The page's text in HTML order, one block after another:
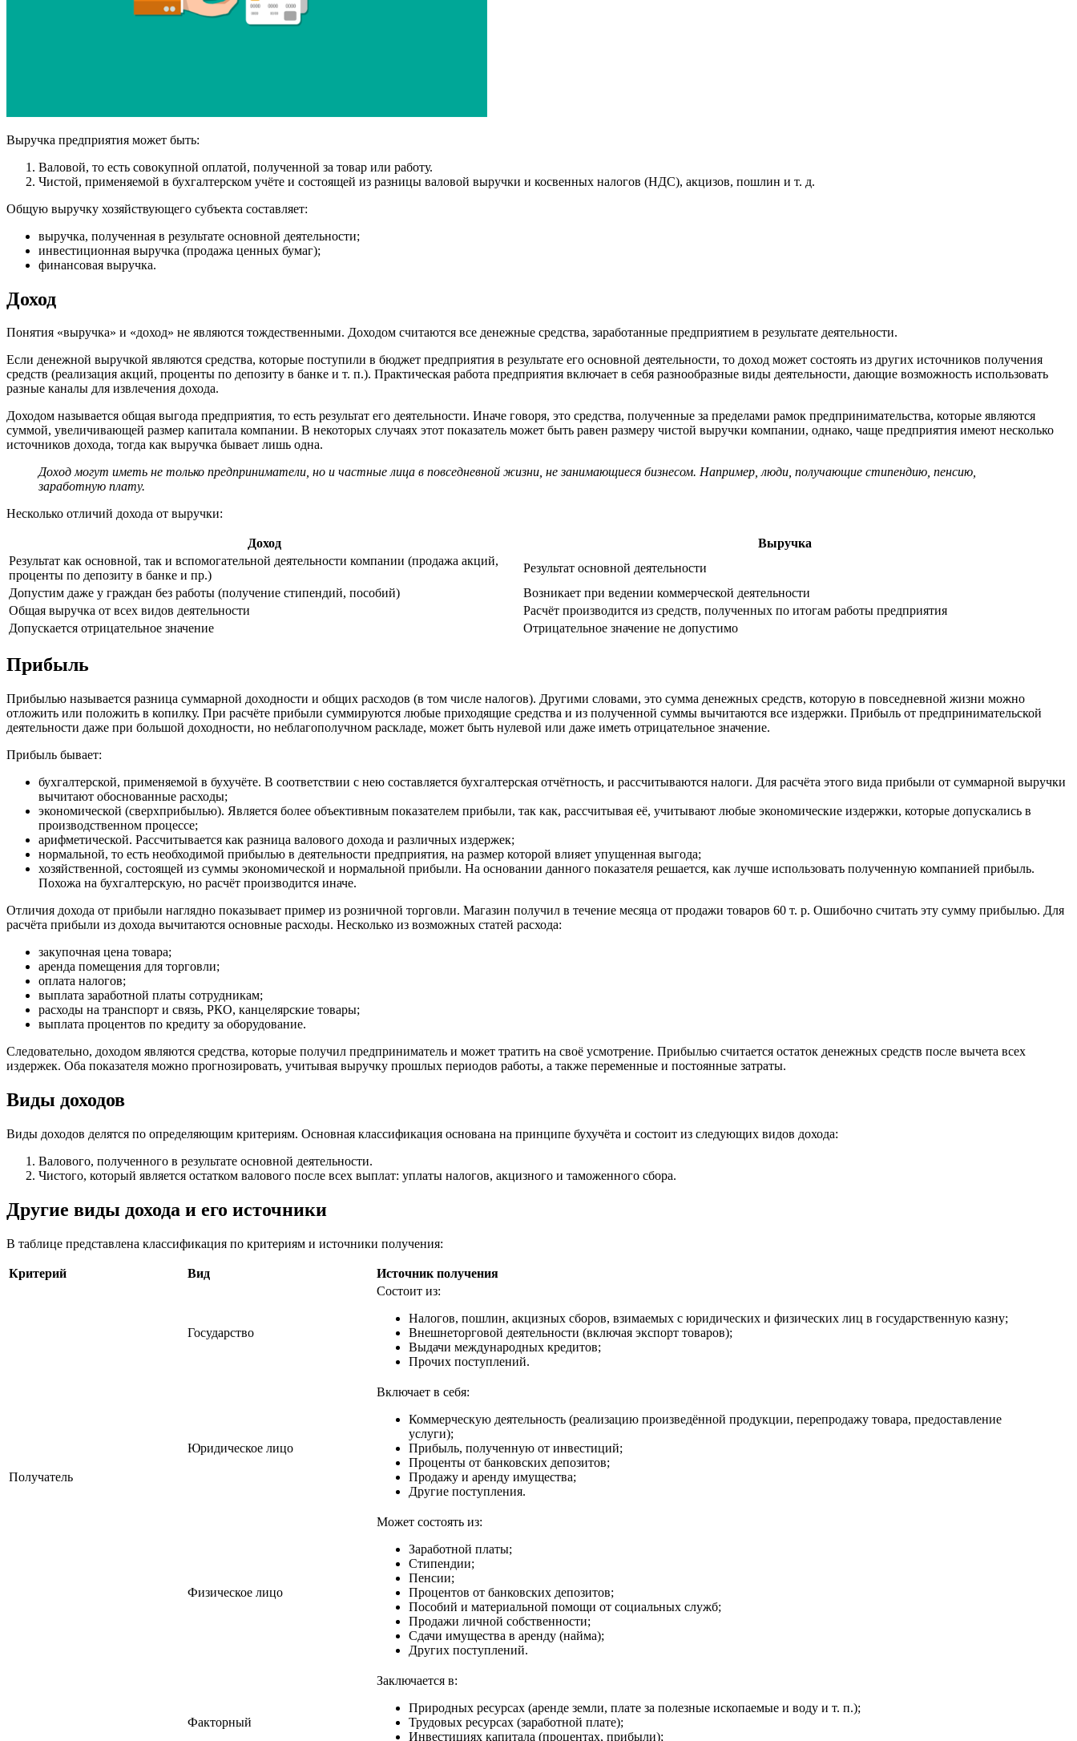
Выручка предприятия может быть:
Валовой, то есть совокупной оплатой, полученной за товар или работу.
Чистой, применяемой в бухгалтерском учёте и состоящей из разницы валовой выручки и косвенных налогов (НДС), акцизов, пошлин и т. д.
Общую выручку хозяйствующего субъекта составляет:
выручка, полученная в результате основной деятельности;
инвестиционная выручка (продажа ценных бумаг);
финансовая выручка.
Доход
Понятия «выручка» и «доход» не являются тождественными. Доходом считаются все денежные средства, заработанные предприятием в результате деятельности.
Если денежной выручкой являются средства, которые поступили в бюджет предприятия в результате его основной деятельности, то доход может состоять из других источников получения
средств (реализация акций, проценты по депозиту в банке и т. п.). Практическая работа предприятия включает в себя разнообразные виды деятельности, дающие возможность использовать
разные каналы для извлечения дохода.
Доходом называется общая выгода предприятия, то есть результат его деятельности. Иначе говоря, это средства, полученные за пределами рамок предпринимательства, которые являются
суммой, увеличивающей размер капитала компании. В некоторых случаях этот показатель может быть равен размеру чистой выручки компании, однако, чаще предприятия имеют несколько
источников дохода, тогда как выручка бывает лишь одна.
Доход могут иметь не только предприниматели, но и частные лица в повседневной жизни, не занимающиеся бизнесом. Например, люди, получающие стипендию, пенсию,
заработную плату.
Несколько отличий дохода от выручки:
Доход
Выручка
Результат как основной, так и вспомогательной деятельности компании (продажа акций,
проценты по депозиту в банке и пр.)
Результат основной деятельности
Допустим даже у граждан без работы (получение стипендий, пособий)
Возникает при ведении коммерческой деятельности
Общая выручка от всех видов деятельности
Расчёт производится из средств, полученных по итогам работы предприятия
Допускается отрицательное значение
Отрицательное значение не допустимо
Прибыль
Прибылью называется разница суммарной доходности и общих расходов (в том числе налогов). Другими словами, это сумма денежных средств, которую в повседневной жизни можно
отложить или положить в копилку. При расчёте прибыли суммируются любые приходящие средства и из полученной суммы вычитаются все издержки. Прибыль от предпринимательской
деятельности даже при большой доходности, но неблагополучном раскладе, может быть нулевой или даже иметь отрицательное значение.
Прибыль бывает:
бухгалтерской, применяемой в бухучёте. В соответствии с нею составляется бухгалтерская отчётность, и рассчитываются налоги. Для расчёта этого вида прибыли от суммарной выручки
вычитают обоснованные расходы;
экономической (сверхприбылью). Является более объективным показателем прибыли, так как, рассчитывая её, учитывают любые экономические издержки, которые допускались в
производственном процессе;
арифметической. Рассчитывается как разница валового дохода и различных издержек;
нормальной, то есть необходимой прибылью в деятельности предприятия, на размер которой влияет упущенная выгода;
хозяйственной, состоящей из суммы экономической и нормальной прибыли. На основании данного показателя решается, как лучше использовать полученную компанией прибыль.
Похожа на бухгалтерскую, но расчёт производится иначе.
Отличия дохода от прибыли наглядно показывает пример из розничной торговли. Магазин получил в течение месяца от продажи товаров 60 т. р. Ошибочно считать эту сумму прибылью. Для
расчёта прибыли из дохода вычитаются основные расходы. Несколько из возможных статей расхода:
закупочная цена товара;
аренда помещения для торговли;
оплата налогов;
выплата заработной платы сотрудникам;
расходы на транспорт и связь, РКО, канцелярские товары;
выплата процентов по кредиту за оборудование.
Следовательно, доходом являются средства, которые получил предприниматель и может тратить на своё усмотрение. Прибылью считается остаток денежных средств после вычета всех
издержек. Оба показателя можно прогнозировать, учитывая выручку прошлых периодов работы, а также переменные и постоянные затраты.
Виды доходов
Виды доходов делятся по определяющим критериям. Основная классификация основана на принципе бухучёта и состоит из следующих видов дохода:
Валового, полученного в результате основной деятельности.
Чистого, который является остатком валового после всех выплат: уплаты налогов, акцизного и таможенного сбора.
Другие виды дохода и его источники
В таблице представлена классификация по критериям и источники получения:
Критерий Вид Источник получения
Получатель
Государство
Состоит из:
Налогов, пошлин, акцизных сборов, взимаемых с юридических и физических лиц в государственную казну;
Внешнеторговой деятельности (включая экспорт товаров);
Выдачи международных кредитов;
Прочих поступлений.
Юридическое лицо
Включает в себя:
Коммерческую деятельность (реализацию произведённой продукции, перепродажу товара, предоставление
услуги);
Прибыль, полученную от инвестиций;
Проценты от банковских депозитов;
Продажу и аренду имущества;
Другие поступления.
Физическое лицо
Может состоять из:
Заработной платы;
Стипендии;
Пенсии;
Процентов от банковских депозитов;
Пособий и материальной помощи от социальных служб;
Продажи личной собственности;
Сдачи имущества в аренду (найма);
Других поступлений.
Факторный
Заключается в:
Природных ресурсах (аренде земли, плате за полезные ископаемые и воду и т. п.);
Трудовых ресурсах (заработной плате);
Инвестициях капитала (процентах, прибыли);